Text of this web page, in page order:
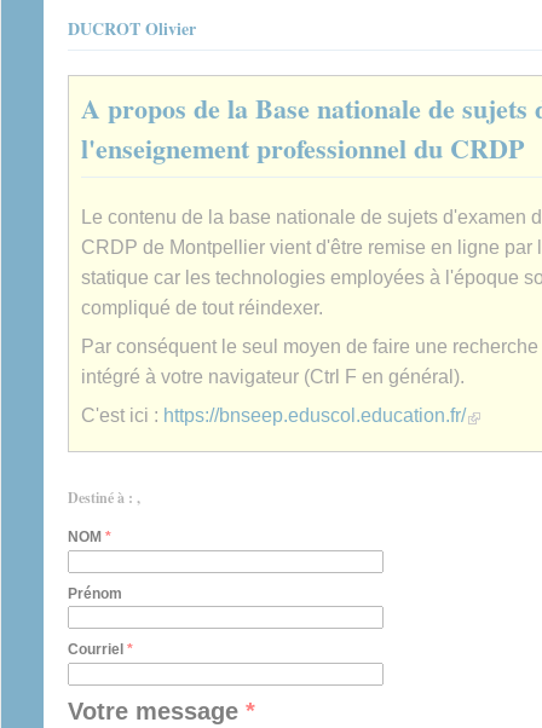
DUCROT Olivier
A propos de la Base nationale de sujets
l'enseignement professionnel du CRDP
Le contenu de la base nationale de sujets d'examen
CRDP de Montpellier vient d'être remise en ligne par
statique car les technologies employées à l'époque
compliqué de tout réindexer.
Par conséquent le seul moyen de faire une
intégré à votre navigateur (Ctrl F en général).
C'est ici : https://bnseep.eduscol.education.fr/(link is
Destiné à : ,
NOM *
Prénom
Courriel *
Votre message *